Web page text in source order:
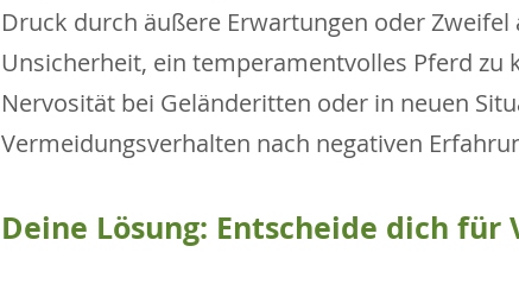
Druck durch äußere Erwartungen oder Zweifel
Unsicherheit, ein temperamentvolles Pferd zu
Nervosität bei Geländeritten oder in neuen
Vermeidungsverhalten nach negativen
Deine Lösung: Entscheide dich für